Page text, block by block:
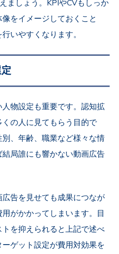
ましょう。KPIやCVもしっか
をイメージしておくこと
いやすくなります。
物設定も重要です。認知拡
の人に見てもらう目的で
、年齢、職業など様々な情
局誰にも響かない動画広告
告を見せても成果につなが
がかかってしまいます。目
を抑えられると上記で述べ
ゲット設定が費用対効果を